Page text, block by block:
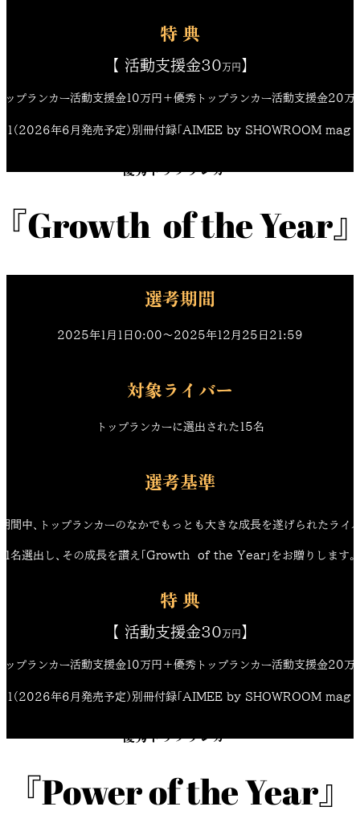
特 典
【 活動支援金30万円 】
ップランカー活動支援金10万円＋優秀トップランカー活動支援金20万
（2026年6月発売予定）別冊付録「AIMEE by SHOWROOM mag
優秀トップランカー
Growth  of the Year
SHOWROOM AWARD 2025
選考期間
2025年1月1日0:00〜2025年12月25日21:59
対象ライバー
トップランカーに選出された15名
選考基準
間中、トップランカーのなかでもっとも大きな成長を遂げられたライ
1名選出し、その成長を讃え「Growth  of the Year」をお贈りします。
特 典
【 活動支援金30万円 】
ップランカー活動支援金10万円＋優秀トップランカー活動支援金20万
（2026年6月発売予定）別冊付録「AIMEE by SHOWROOM mag
優秀トップランカー
『Power of the Year』